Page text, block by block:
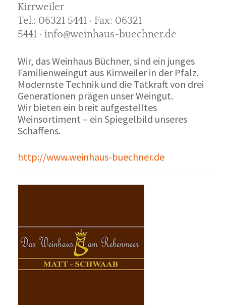
Kirrweiler
Tel.: 06321 5441 · Fax: 06321
5441 · info@weinhaus-buechner.de
Wir, das Weinhaus Büchner, sind ein junges
Familienweingut aus Kirrweiler in der Pfalz.
Modernste Technik und die Tatkraft von drei
Generationen prägen unser Weingut.
Wir bieten ein breit aufgestelltes
Weinsortiment – ein Spiegelbild unseres
Schaffens.
http://www.weinhaus-buechner.de